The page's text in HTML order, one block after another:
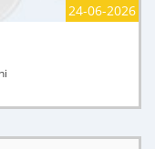
24-06-2026